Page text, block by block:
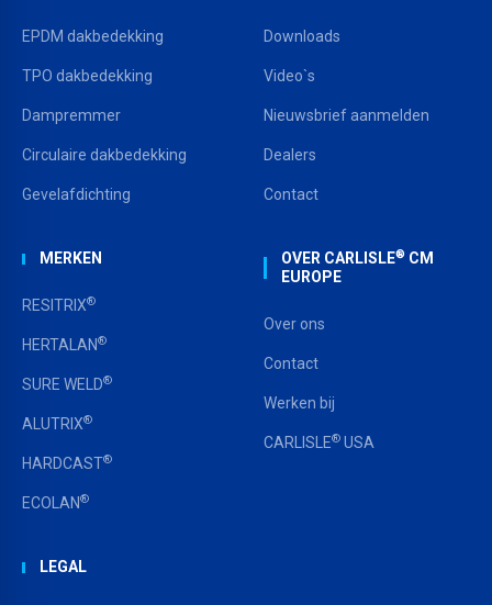
EPDM dakbedekking
TPO dakbedekking
Dampremmer
Circulaire dakbedekking
Gevelafdichting
Downloads
Video`s
Nieuwsbrief aanmelden
Dealers
Contact
MERKEN
RESITRIX®
HERTALAN®
SURE WELD®
ALUTRIX®
HARDCAST®
ECOLAN®
OVER CARLISLE® CM
EUROPE
Over ons
Contact
Werken bij
CARLISLE® USA
LEGAL